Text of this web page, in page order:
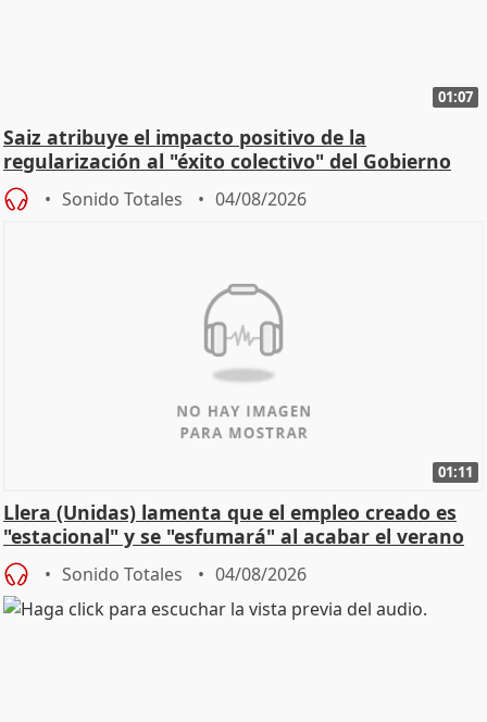
01:07
Saiz atribuye el impacto positivo de la
regularización al "éxito colectivo" del Gobierno
Sonido Totales 04/08/2026
01:11
Llera (Unidas) lamenta que el empleo creado es
"estacional" y se "esfumará" al acabar el verano
Sonido Totales 04/08/2026